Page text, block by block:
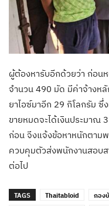
ผู้ต้องหารับอีกด้วยว่า ก่อน
จำนวน 490 มัด มีค่าจ้างห
ยาไอซ์มาอีก 29 กิโลกรัม ซึ่
ขายหมดจะได้เงินประมาณ
ก่อน จีงแจ้งข้อหาหนักตาม
ควบคุมตัวส่งพนักงานสอบ
ต่อไป
TAGS Thaitabloid กอง